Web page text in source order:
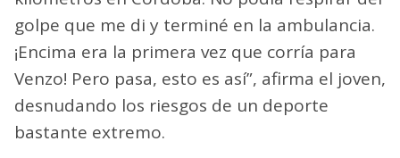
golpe que me di y terminé en la ambulancia.
¡Encima era la primera vez que corría para
Venzo! Pero pasa, esto es así”, afirma el joven,
desnudando los riesgos de un deporte
bastante extremo.